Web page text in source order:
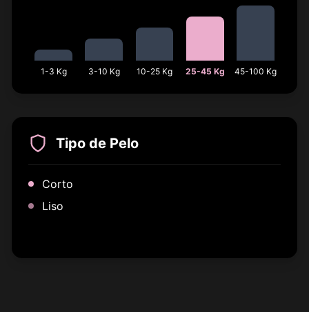
1-3 Kg 3-10 Kg 10-25 Kg 25-45 Kg 45-100 Kg
Tipo de Pelo
Corto
Liso